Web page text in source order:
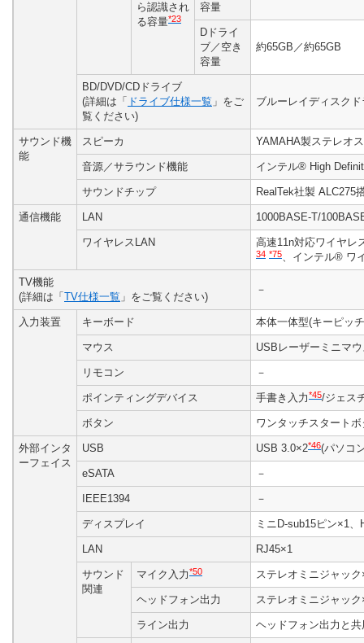
ら認識され
る容量*23
容量
Dドライ
ブ／空き
容量
約65GB／約65GB
BD/DVD/CDドライブ
(詳細は「 ドライブ仕様一覧 」をご
覧ください)
ブルーレイディスク
サウンド機
能
スピーカ YAMAHA製ステレオ
音源／サラウンド機能 インテル® High
サウンドチップ RealTek社製 ALC275
通信機能 LAN 1000BASE-T/
ワイヤレスLAN 高速11n対応ワイヤレ
34 *75、インテル® ワ
TV機能
(詳細は「 TV仕様一覧 」をご覧ください)
－
入力装置 キーボード 本体一体型(キーピッ
マウス USBレーザーミニマ
リモコン －
ポインティングデバイス 手書き入力*45/ジェス
ボタン ワンタッチスタート
外部インタ
ーフェイス
USB USB 3.0×2*46(パソコ
eSATA －
IEEE1394 －
ディスプレイ ミニD-sub15ピン×1
LAN RJ45×1
サウンド
関連
マイク入力*50 ステレオミニジャック
ヘッドフォン出力 ステレオミニジャック
ライン出力 ヘッドフォン出力と共